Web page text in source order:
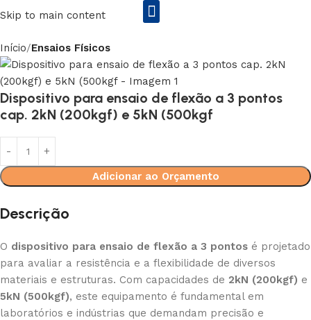
Skip to main content
Início Ensaios Físicos
Dispositivo para ensaio de flexão a 3 pontos
cap. 2kN (200kgf) e 5kN (500kgf
Adicionar ao Orçamento
Descrição
O dispositivo para ensaio de flexão a 3 pontos é projetado
para avaliar a resistência e a flexibilidade de diversos
materiais e estruturas. Com capacidades de 2kN (200kgf) e
5kN (500kgf), este equipamento é fundamental em
laboratórios e indústrias que demandam precisão e